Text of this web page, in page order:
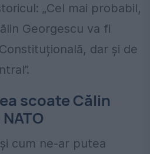
„Cel mai probabil,
Georgescu va fi
dar și de
scoate Călin
cum ne-ar putea